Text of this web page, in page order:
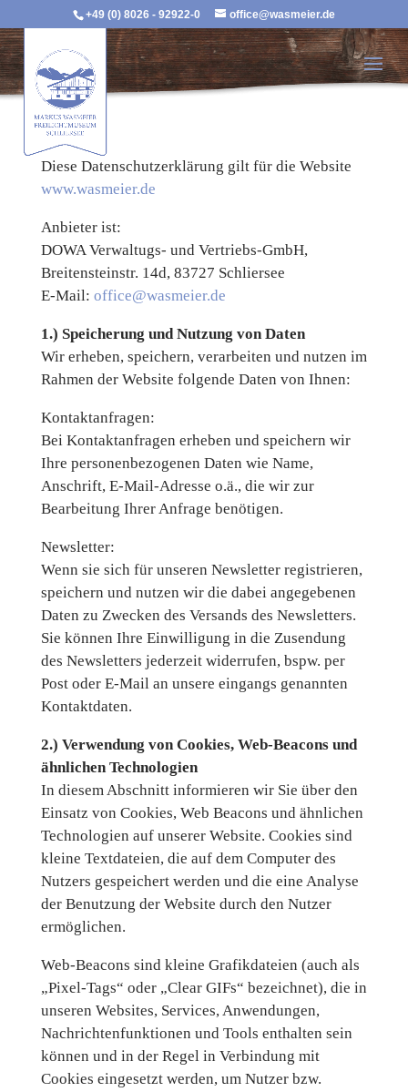
+49 (0) 8026 - 92922-0 office@wasmeier.de
Diese Datenschutzerklärung gilt für die Website
www.wasmeier.de
Anbieter ist:
DOWA Verwaltugs- und Vertriebs-GmbH,
Breitensteinstr. 14d, 83727 Schliersee
E-Mail: office@wasmeier.de
1.) Speicherung und Nutzung von Daten
Wir erheben, speichern, verarbeiten und nutzen im
Rahmen der Website folgende Daten von Ihnen:
Kontaktanfragen:
Bei Kontaktanfragen erheben und speichern wir
Ihre personenbezogenen Daten wie Name,
Anschrift, E-Mail-Adresse o.ä., die wir zur
Bearbeitung Ihrer Anfrage benötigen.
Newsletter:
Wenn sie sich für unseren Newsletter registrieren,
speichern und nutzen wir die dabei angegebenen
Daten zu Zwecken des Versands des Newsletters.
Sie können Ihre Einwilligung in die Zusendung
des Newsletters jederzeit widerrufen, bspw. per
Post oder E-Mail an unsere eingangs genannten
Kontaktdaten.
2.) Verwendung von Cookies, Web-Beacons und
ähnlichen Technologien
In diesem Abschnitt informieren wir Sie über den
Einsatz von Cookies, Web Beacons und ähnlichen
Technologien auf unserer Website. Cookies sind
kleine Textdateien, die auf dem Computer des
Nutzers gespeichert werden und die eine Analyse
der Benutzung der Website durch den Nutzer
ermöglichen.
Web-Beacons sind kleine Grafikdateien (auch als
„Pixel-Tags“ oder „Clear GIFs“ bezeichnet), die in
unseren Websites, Services, Anwendungen,
Nachrichtenfunktionen und Tools enthalten sein
können und in der Regel in Verbindung mit
Cookies eingesetzt werden, um Nutzer bzw.